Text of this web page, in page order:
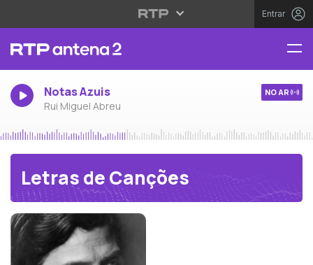
Entrar
Notas Azuis
Rui Miguel Abreu
NO AR
Letras de Canções